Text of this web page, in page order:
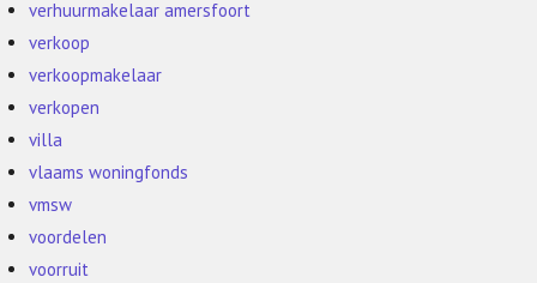
verhuurmakelaar amersfoort
verkoop
verkoopmakelaar
verkopen
villa
vlaams woningfonds
vmsw
voordelen
voorruit